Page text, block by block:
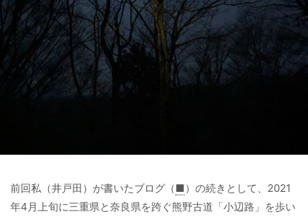
前回私（井戸田）が書いたブログ（■）の続きとして、2021
年4月上旬に三重県と奈良県を跨ぐ熊野古道「小辺路」を歩い